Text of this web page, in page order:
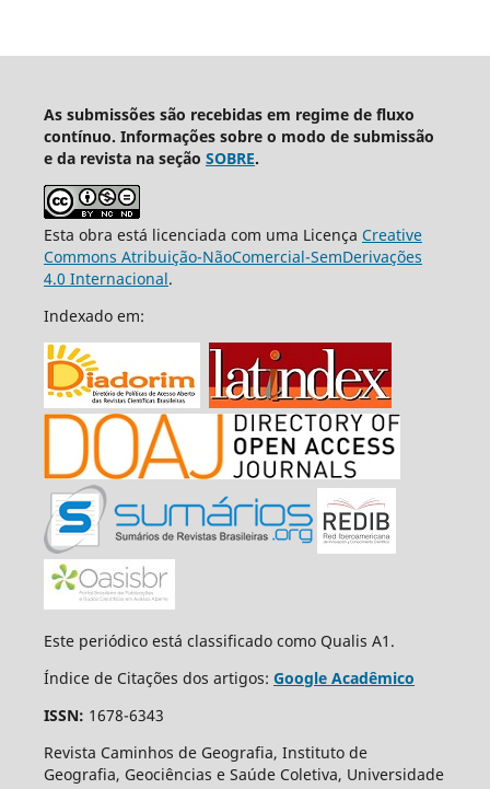
As submissões são recebidas em regime de fluxo
contínuo. Informações sobre o modo de submissão
e da revista na seção SOBRE.
Esta obra está licenciada com uma Licença Creative
Commons Atribuição-NãoComercial-SemDerivações
4.0 Internacional.
Indexado em:
Este periódico está classificado como Qualis A1.
Índice de Citações dos artigos: Google Acadêmico
ISSN: 1678-6343
Revista Caminhos de Geografia, Instituto de
Geografia, Geociências e Saúde Coletiva, Universidade